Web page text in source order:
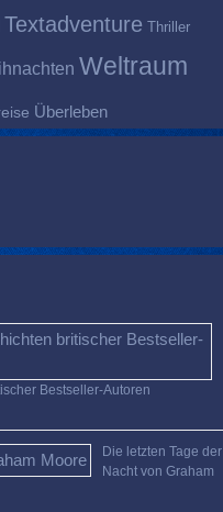
Textadventure Thriller
Weltraum
Überleben
Bestseller-Autoren
Die letzten Tage der
Nacht von Graham